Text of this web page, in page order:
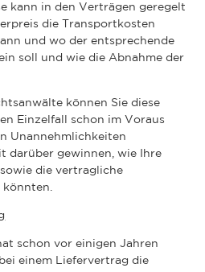
kann in den Verträgen geregelt
die Transportkosten
und wo der entsprechende
soll und wie die Abnahme der
können Sie diese
Einzelfall schon im Voraus
Unannehmlichkeiten
darüber gewinnen, wie Ihre
die vertragliche
schon vor einigen Jahren
einem Liefervertrag die